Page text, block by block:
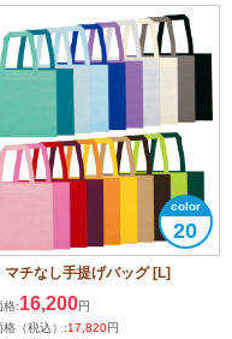
20
マチなし手提げバッグ [L]
格:16,200円
格（税込）:17,820円